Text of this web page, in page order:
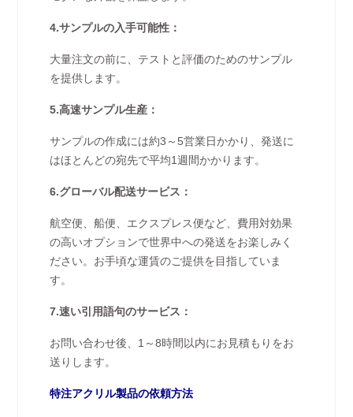
4.サンプルの入手可能性：
大量注文の前に、テストと評価のためのサンプル
を提供します。
5.高速サンプル生産：
サンプルの作成には約3～5営業日かかり、発送に
はほとんどの宛先で平均1週間かかります。
6.グローバル配送サービス：
航空便、船便、エクスプレス便など、費用対効果
の高いオプションで世界中への発送をお楽しみく
ださい。お手頃な運賃のご提供を目指していま
す。
7.速い引用語句のサービス：
お問い合わせ後、1～8時間以内にお見積もりをお
送りします。
特注アクリル製品の依頼方法